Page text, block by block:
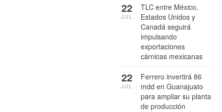
TLC entre México,
Estados Unidos y
Canadá seguirá
impulsando
exportaciones
cárnicas mexicanas
22
JUL
Ferrero invertirá 86
mdd en Guanajuato
para ampliar su planta
de producción
22
JUL